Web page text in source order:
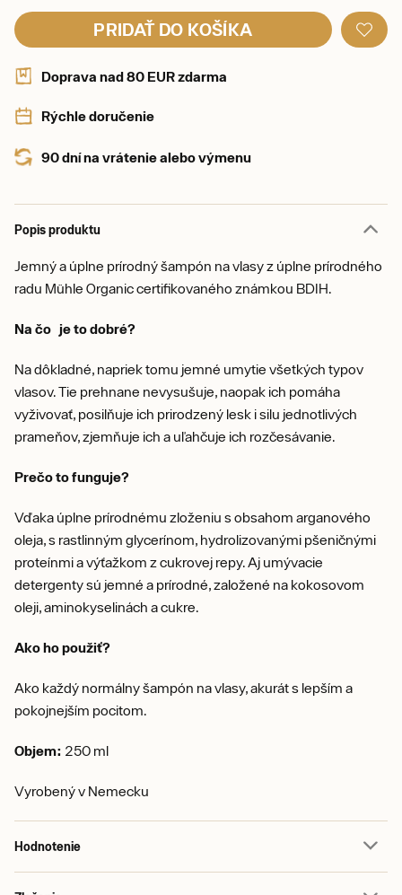
PRIDAŤ DO KOŠÍKA
Doprava nad 80 EUR zdarma
Rýchle doručenie
90 dní na vrátenie alebo výmenu
Popis produktu
Jemný a úplne prírodný šampón na vlasy z úplne prírodného
radu Mühle Organic certifikovaného známkou BDIH.
Na čo je to dobré?
Na dôkladné, napriek tomu jemné umytie všetkých typov
vlasov. Tie prehnane nevysušuje, naopak ich pomáha
vyživovať, posilňuje ich prirodzený lesk i silu jednotlivých
prameňov, zjemňuje ich a uľahčuje ich rozčesávanie.
Prečo to funguje?
Vďaka úplne prírodnému zloženiu s obsahom arganového
oleja, s rastlinným glycerínom, hydrolizovanými pšeničnými
proteínmi a výťažkom z cukrovej repy. Aj umývacie
detergenty sú jemné a prírodné, založené na kokosovom
oleji, aminokyselinách a cukre.
Ako ho použiť?
Ako každý normálny šampón na vlasy, akurát s lepším a
pokojnejším pocitom.
Objem: 250 ml
Vyrobený v Nemecku
Hodnotenie